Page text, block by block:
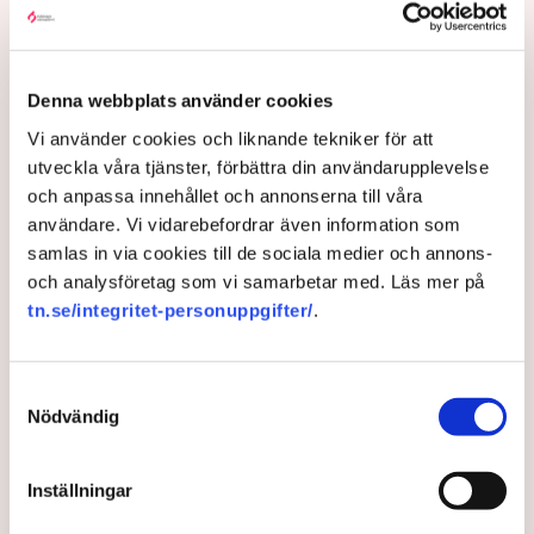
Denna webbplats använder cookies
Vi använder cookies och liknande tekniker för att
utveckla våra tjänster, förbättra din användarupplevelse
och anpassa innehållet och annonserna till våra
användare. Vi vidarebefordrar även information som
samlas in via cookies till de sociala medier och annons-
och analysföretag som vi samarbetar med. Läs mer på
tn.se/integritet-personuppgifter/.
Nödvändig
Inställningar
Aktivisterna klättrar upp på
maskiner – polisen kan inte
på helt ny nivå”
Näringsliv
AI-sammanfattning
Torvtäkten i Grimsås har stoppats av aktivister
sedan 28 juli.
Polisen kritiseras för bristande agerande vid
Polisinspektör Anna-Lena Mann förklarar polisens
Polisen använder drönare och uniformerad polis